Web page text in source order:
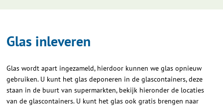
Glas inleveren
Glas wordt apart ingezameld, hierdoor kunnen we glas opnieuw
gebruiken. U kunt het glas deponeren in de glascontainers, deze
staan in de buurt van supermarkten, bekijk hieronder de locaties
van de glascontainers. U kunt het glas ook gratis brengen naar